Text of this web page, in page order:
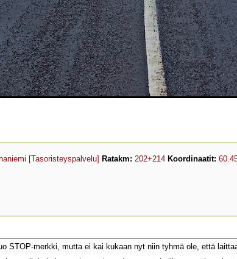
[Tasoristeyspalvelu] Ratakm: 202+214 Koordinaatit:
STOP-merkki, mutta ei kai kukaan nyt niin tyhmä ole, että